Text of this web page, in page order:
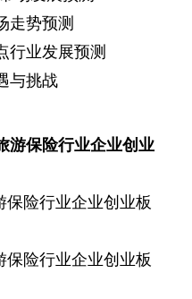
走势预测
行业发展预测
与挑战
游保险行业企业创业
保险行业企业创业板
保险行业企业创业板